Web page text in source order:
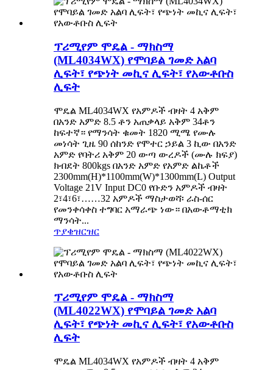
ፕሪሚየም ሞዴል - ማክስማ
(ML4034WX) የሞባይል ገመድ አልባ
ሊፍት፣ የጭነት መኪና ሊፍት፣ የአውቶቡስ
ሊፍት
ሞዴል ML4034WX የአምዶች ብዛት 4 አቅም
በአንድ አምድ 8.5 ቶን አጠቃላይ አቅም 34ቶን
ከፍተኛ። የማንሳት ቁመት 1820 ሚሜ የሙሉ
መነሳት ጊዜ 90 ሰከንድ የሞተር ኃይል 3 ኪው በአንድ
አምድ የባትሪ አቅም 20 ውጣ ውረዶች (ሙሉ ክፍያ)
ክብደት 800kgs በአንድ አምድ የአምድ ልኬቶች
2300mm(H)*1100mm(W)*1300mm(L) Output
Voltage 21V Input DC0 የቡድን አምዶች ብዛት
2፣4፣6፣……32 አምዶች ማስታወሻ፡ ራስ-ሰር
የመንቀሳቀስ ተግባር አማራጭ ነው። በአውቶማቲክ
ማንሳት...
ጥያቄዝርዝር
ፕሪሚየም ሞዴል - ማክስማ
(ML4022WX) የሞባይል ገመድ አልባ
ሊፍት፣ የጭነት መኪና ሊፍት፣ የአውቶቡስ
ሊፍት
ሞዴል ML4034WX የአምዶች ብዛት 4 አቅም